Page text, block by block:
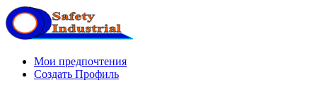
Мои предпочтения
Создать Профиль